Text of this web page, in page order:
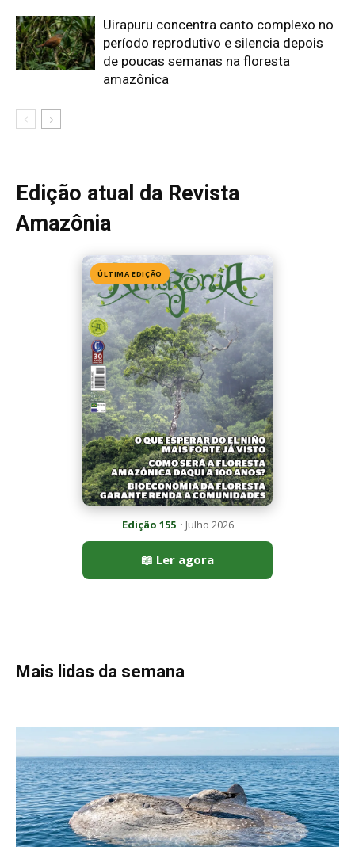
Edição 155· Julho 2026
📖 Ler agora
Mais lidas da semana
Peixe-lua emerge horizontalmente na superfície oceânica para
permitir que aves marinhas removam ectoparasitas